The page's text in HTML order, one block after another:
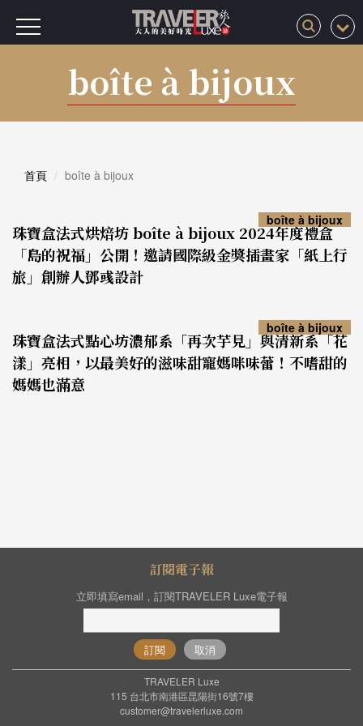
boîte à bijoux
首頁 boîte à bijoux
珠寶盒法式烘焙坊 boîte à bijoux 2024年度禮盒
「島的祝福」公開！邀請國際級金獎插畫家「紙上行
旅」創辦人鄧彧設計
boîte à bijoux
珠寶盒法式點心坊濃郁系「再次芋見」與清新系「花
漾」亮相，以最美好的滋味甜寵媽咪味蕾！不嗜甜的
媽媽也滿意
boîte à bijoux
訂閱電子報
立即填寫email，訂閱TRAVELER Luxe電子報
訂閱 取消
TRAVELER Luxe
115 台北市南港區昆陽街16號7樓
customer@travelerluxe.com